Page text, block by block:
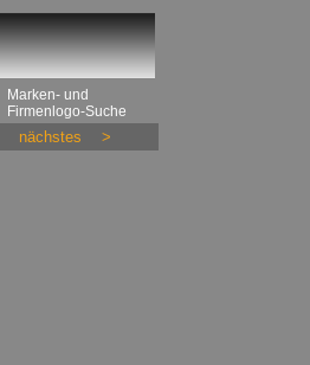
Marken- und
Firmenlogo-Suche
nächstes >